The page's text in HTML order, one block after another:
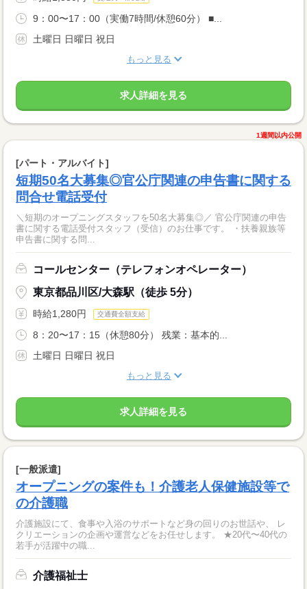
9：00〜17：00（実働7時間/休憩60分） ■...
土曜日 日曜日 祝日
もっと見る
求人詳細を見る
1週間以内公開
[パート・アルバイト]
短期50名大募集◎官公庁関連の申告書に関する
問合せ電話受付
＼短期のオープニングスタッフを50名大募集◎／ 官公庁関連の申告
書に関する電話受付スタッフ（受信）のお仕事です。 ・扶養親族等
申告書に関する問...
コールセンター（テレフォンオペレーター）
東京都品川区/大森駅（徒歩 5分）
時給1,280円 交通費全額支給
8：20〜17：15（休憩80分） 残業：基本的...
土曜日 日曜日 祝日
もっと見る
求人詳細を見る
[一般派遣]
オープニングの案件も！介護老人保健施設等で
の介護職
介護施設にて、食事や入浴のサポートなど身の回りのお世話や、 レ
クリエーションの企画や運営などをお任せします。 ★20代〜40代の
若手が活躍中の職...
介護福祉士